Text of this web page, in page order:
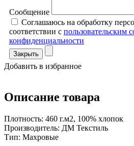
Сообщение
Соглашаюсь на обработку
соответствии с пользовательским
конфиденциальности
Закрыть
Добавить в избранное
Описание товара
Плотность: 460 г.м2, 100% хлопок
Производитель: ДМ Текстиль
Тип: Махровые